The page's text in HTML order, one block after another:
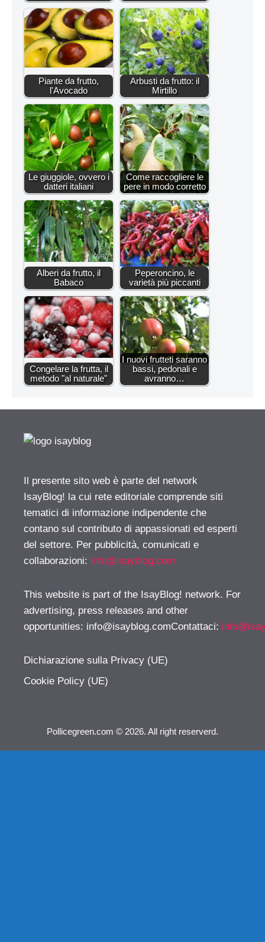
Piante da frutto,
l'Avocado
Arbusti da frutto: il
Mirtillo
Le giuggiole, ovvero i
datteri italiani
Come raccogliere le
pere in modo corretto
Alberi da frutto, il
Babaco
Peperoncino, le
varietà più piccanti
Congelare la frutta, il
metodo "al naturale"
I nuovi frutteti saranno
bassi, pedonali e
avranno…
Il presente sito web è parte del network
IsayBlog! la cui rete editoriale comprende siti
tematici di informazione indipendente che
contano sul contributo di appassionati ed esperti
del settore. Per pubblicità, comunicati e
collaborazioni: info@isayblog.com
This website is part of the IsayBlog! network. For
advertising, press releases and other
opportunities: info@isayblog.comContattaci:
Dichiarazione sulla Privacy (UE)
Cookie Policy (UE)
Pollicegreen.com © 2026. All right reserverd.